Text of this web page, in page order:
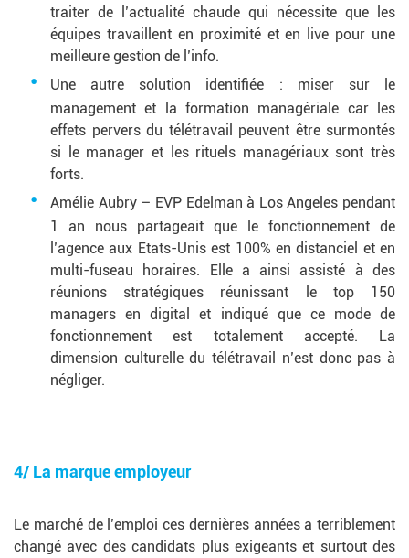
traiter de l’actualité chaude qui nécessite que les
équipes travaillent en proximité et en live pour une
meilleure gestion de l’info.
Une autre solution identifiée : miser sur le
management et la formation managériale car les
effets pervers du télétravail peuvent être surmontés
si le manager et les rituels managériaux sont très
forts.
Amélie Aubry – EVP Edelman à Los Angeles pendant
1 an nous partageait que le fonctionnement de
l’agence aux Etats-Unis est 100% en distanciel et en
multi-fuseau horaires. Elle a ainsi assisté à des
réunions stratégiques réunissant le top 150
managers en digital et indiqué que ce mode de
fonctionnement est totalement accepté. La
dimension culturelle du télétravail n’est donc pas à
négliger.
4/ La marque employeur
Le marché de l’emploi ces dernières années a terriblement
changé avec des candidats plus exigeants et surtout des